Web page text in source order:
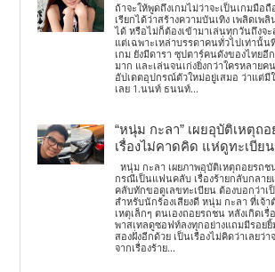
ถ้าจะให้พูดถึงเกมไม่ว่าจะเป็นเกมมือ
เรียกได้ว่าสร้างความบันเทิง เพลิดเ
ได้ หรือไม่ก็ต้องเข้ามาเล่นทุกวันถึงจะ
แต่เฉพาะเหล่าบรรดาคนทั่วไปเท่านั้
เกม ยังมีดารา ซุปตาร์คนดังของไทยอี
มาก และเล่นจนเก่งยิ่งกว่าใครหลายค
อัปเดตอุปกรณ์ตัวใหม่อยู่เสมอ ว่าแต่
เลย 1.นนท์ ธนนท์...
“หนุ่ม กะลา” เผยอุบัติเหตุถ
เรื่องไม่คาดคิด แห่ดูทะเบีย
หนุ่ม กะลา เผยภาพอุบัติเหตุถอยรถ
กรณีเป็นแฟนคลับ เรื่องร้ายกลับกลา
คลับทักขอดูเลขทะเบียน ต้องบอกว่าเ
สำหรับนักร้องเสียงดี หนุ่ม กะลา ที่เจ้
เหตุเล็กๆ ตนเองถอยรถชน หลังเกิดเ
พาสเทลดูซอฟท์ลงทุกอย่างแถมมีรอย
สองฝั่งอีกด้วย เป็นเรื่องไม่คิดว่าเลยว่
จากเรื่องร้าย...